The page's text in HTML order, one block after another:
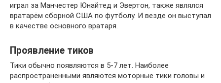
играл за Манчестер Юнайтед и Эвертон, также являлся
вратарём сборной США по футболу. И везде он выступал
в качестве основного вратаря.
Проявление тиков
Тики обычно появляются в 5-7 лет. Наиболее
распространенными являются моторные тики головы и